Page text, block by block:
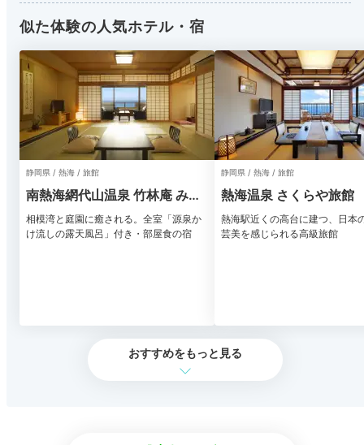
似た体験の人気ホテル・宿
静岡県 / 熱海 / 旅館
南熱海網代山温泉 竹林庵 みず
の
相模湾と庭園に癒される。全室「源泉か
け流しの露天風呂」付き・部屋食の宿
静岡県 / 熱海 / 旅館
熱海温泉 さくらや旅館
熱海駅近くの高台に建つ、日本
芸美を感じられる高級旅館
おすすめをもっと見る